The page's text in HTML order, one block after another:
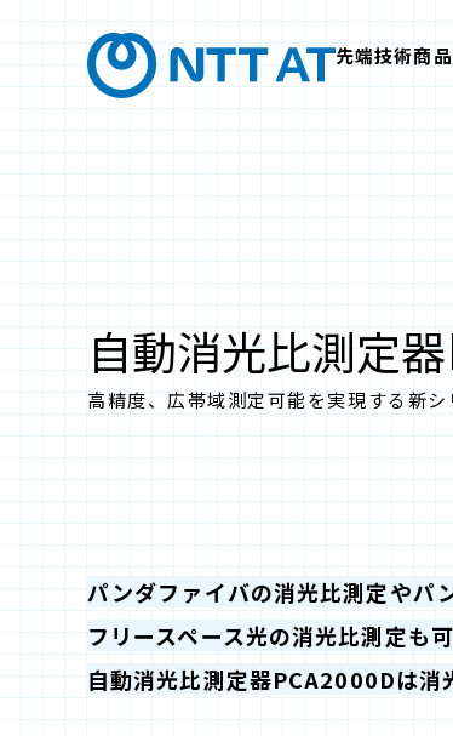
先端技術商
自動消光比測定
高精度、広帯域測定可能を実現する新シ
パンダファイバの消光比測定やパ
フリースペース光の消光比測定も可
自動消光比測定器PCA2000Dは消